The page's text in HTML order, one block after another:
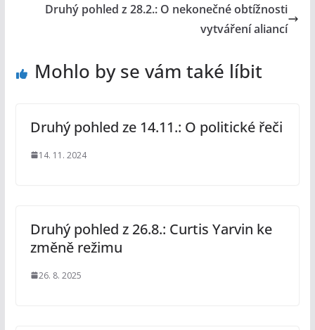
Druhý pohled z 28.2.: O nekonečné obtížnosti
vytváření aliancí
Mohlo by se vám také líbit
Druhý pohled ze 14.11.: O politické řeči
14. 11. 2024
Druhý pohled z 26.8.: Curtis Yarvin ke
změně režimu
26. 8. 2025